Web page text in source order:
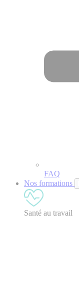
FAQ
Nos formations
Santé au travail